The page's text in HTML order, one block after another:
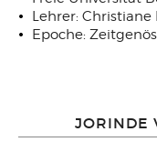
Lehrer:
Epoche:
JORINDE